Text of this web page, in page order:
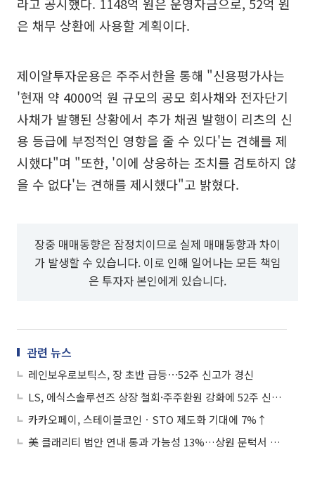
은 채무 상환에 사용할 계획이다.
제이알투자운용은 주주서한을 통해 "신용평가사는
'현재 약 4000억 원 규모의 공모 회사채와 전자단기
사채가 발행된 상황에서 추가 채권 발행이 리츠의 신
용 등급에 부정적인 영향을 줄 수 있다'는 견해를 제
시했다"며 "또한, '이에 상응하는 조치를 검토하지 않
을 수 없다'는 견해를 제시했다"고 밝혔다.
장중 매매동향은 잠정치이므로 실제 매매동향과 차이
가 발생할 수 있습니다. 이로 인해 일어나는 모든 책임
은 투자자 본인에게 있습니다.
관련 뉴스
레인보우로보틱스, 장 초반 급등⋯52주 신고가 경신
LS, 에식스솔루션즈 상장 철회·주주환원 강화에 52주 신고가
카카오페이, 스테이블코인ㆍSTO 제도화 기대에 7%↑
美 클래리티 법안 연내 통과 가능성 13%…상원 문턱서 제동